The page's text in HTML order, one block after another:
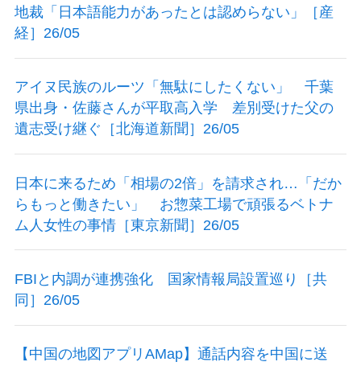
地裁「日本語能力があったとは認めらない」［産
経］26/05
アイヌ民族のルーツ「無駄にしたくない」 千葉
県出身・佐藤さんが平取高入学 差別受けた父の
遺志受け継ぐ［北海道新聞］26/05
日本に来るため「相場の2倍」を請求され…「だか
らもっと働きたい」 お惣菜工場で頑張るベトナ
ム人女性の事情［東京新聞］26/05
FBIと内調が連携強化 国家情報局設置巡り［共
同］26/05
【中国の地図アプリAMap】通話内容を中国に送